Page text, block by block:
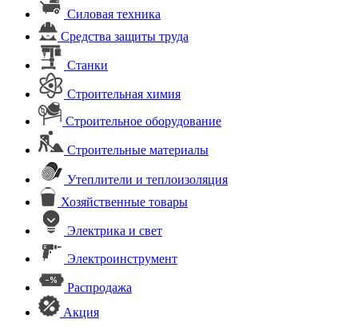
Силовая техника
Средства защиты труда
Станки
Строительная химия
Строительное оборудование
Строительные материалы
Утеплители и теплоизоляция
Хозяйственные товары
Электрика и свет
Электроинструмент
Распродажа
Акция